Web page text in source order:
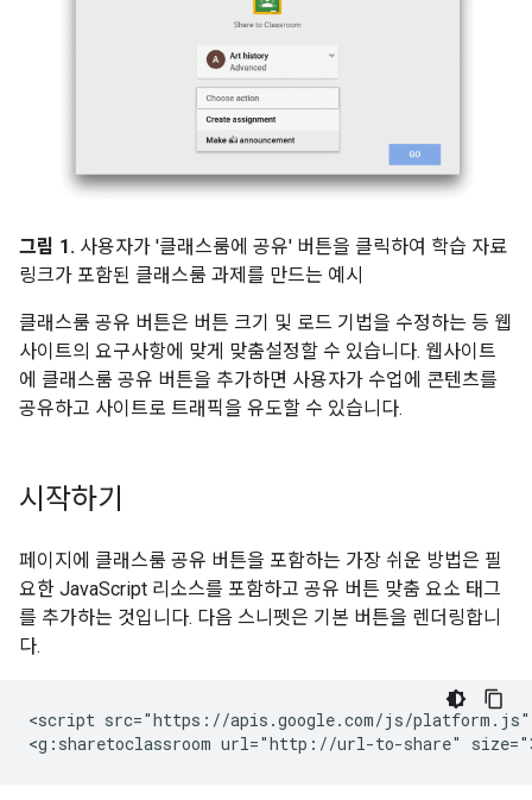
그림 1. 사용자가 '클래스룸에 공유' 버튼을 클릭하여 학습 자료
링크가 포함된 클래스룸 과제를 만드는 예시
클래스룸 공유 버튼은 버튼 크기 및 로드 기법을 수정하는 등 웹
사이트의 요구사항에 맞게 맞춤설정할 수 있습니다. 웹사이트
에 클래스룸 공유 버튼을 추가하면 사용자가 수업에 콘텐츠를
공유하고 사이트로 트래픽을 유도할 수 있습니다.
시작하기
페이지에 클래스룸 공유 버튼을 포함하는 가장 쉬운 방법은 필
요한 JavaScript 리소스를 포함하고 공유 버튼 맞춤 요소 태그
를 추가하는 것입니다. 다음 스니펫은 기본 버튼을 렌더링합니
다.
<script src="https://apis.google.com/js/platform.js"